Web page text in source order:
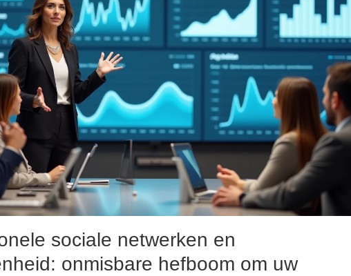
sociale netwerken en
onmisbare hefboom om uw